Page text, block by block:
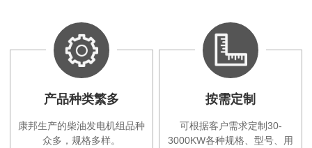
产品种类繁多
康邦生产的柴油发电机组品种
众多，规格多样。
按需定制
可根据客户需求定制30-
3000KW各种规格、型号、用